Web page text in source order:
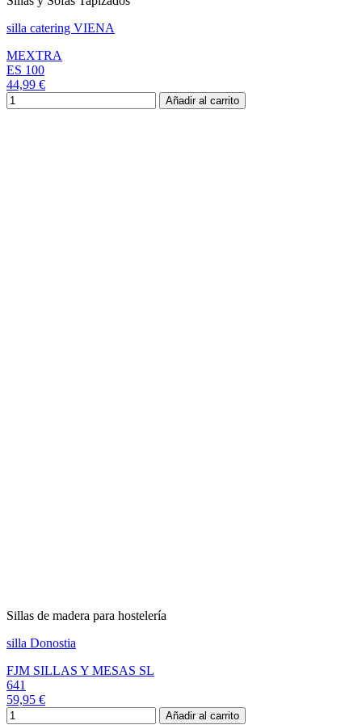
silla catering VIENA
MEXTRA
ES 100
44,99 €
Añadir al carrito
Sillas de madera para hostelería
silla Donostia
FJM SILLAS Y MESAS SL
641
59,95 €
Añadir al carrito